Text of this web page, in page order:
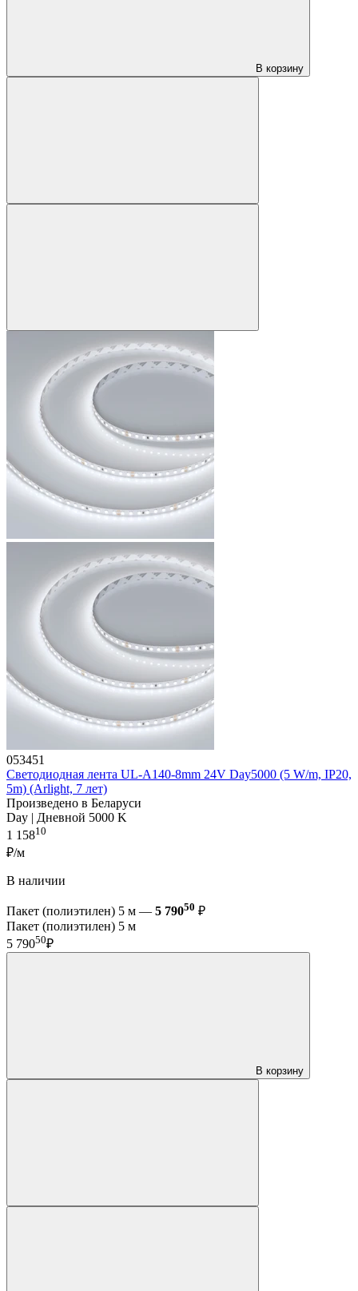
В корзину
053451
Светодиодная лента UL-A140-8mm 24V Day5000 (5 W/m, IP20,
5m) (Arlight, 7 лет)
Произведено в Беларуси
Day | Дневной 5000 K
1 15810
₽/м
В наличии
Пакет (полиэтилен) 5 м — 5 79050 ₽
Пакет (полиэтилен) 5 м
5 79050₽
В корзину